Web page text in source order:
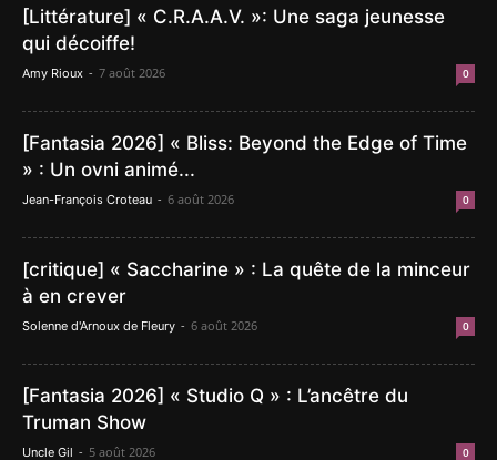
[Littérature] « C.R.A.A.V. »: Une saga jeunesse
qui décoiffe!
Amy Rioux - 7 août 2026 0
[Fantasia 2026] « Bliss: Beyond the Edge of Time
» : Un ovni animé...
Jean-François Croteau - 6 août 2026 0
[critique] « Saccharine » : La quête de la minceur
à en crever
Solenne d'Arnoux de Fleury - 6 août 2026 0
[Fantasia 2026] « Studio Q » : L’ancêtre du
Truman Show
Uncle Gil - 5 août 2026 0